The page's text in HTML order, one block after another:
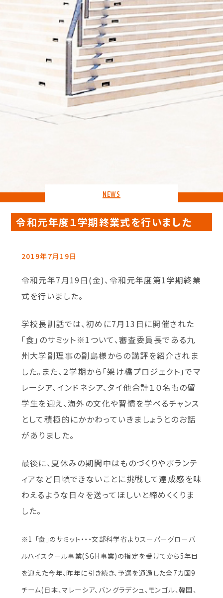
NEWS
令和元年度１学期終業式を行いました
2019年7月19日
令和元年7月19日(金)、令和元年度第1学期終業
式を行いました。
学校長訓話では、初めに7月13日に開催された
「食」のサミット※1ついて、審査委員長である九
州大学副理事の副島様からの講評を紹介されま
した。また、２学期から「架け橋プロジェクト」でマ
レーシア、インドネシア、タイ他合計１０名もの留
学生を迎え、海外の文化や習慣を学べるチャンス
として積極的にかかわっていきましょうとのお話
がありました。
最後に、夏休みの期間中はものづくりやボランテ
ィアなど日頃できないことに挑戦して達成感を味
わえるような日々を送ってほしいと締めくくりま
した。
※1 「食」のサミット・・・文部科学省よりスーパーグローバ
ルハイスクール事業(SGH事業)の指定を受けてから5年目
を迎えた今年、昨年に引き続き、予選を通過した全7カ国9
チーム(日本、マレーシア、バングラデシュ、モンゴル、韓国、